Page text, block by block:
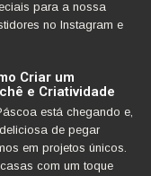
para a nossa
no Instagram e
Criar um
e Criatividade
está chegando e,
de pegar
em projetos únicos.
com um toque